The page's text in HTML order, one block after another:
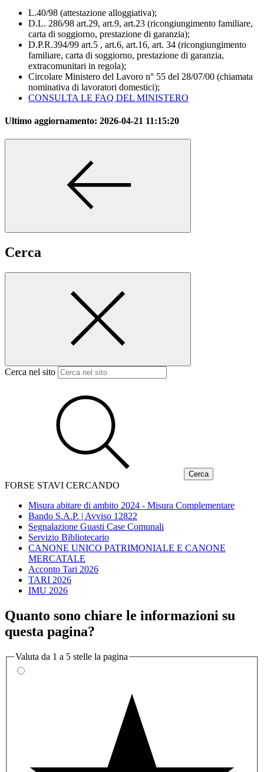
L.40/98 (attestazione alloggiativa);
D.L. 286/98 art.29, art.9, art.23 (ricongiungimento familiare,
carta di soggiorno, prestazione di garanzia);
D.P.R.394/99 art.5 , art.6, art.16, art. 34 (ricongiungimento
familiare, carta di soggiorno, prestazione di garanzia,
extracomunitari in regola);
Circolare Ministero del Lavoro n° 55 del 28/07/00 (chiamata
nominativa di lavoratori domestici);
CONSULTA LE FAQ DEL MINISTERO
Ultimo aggiornamento: 2026-04-21 11:15:20
Cerca
Cerca nel sito
FORSE STAVI CERCANDO
Misura abitare di ambito 2024 - Misura Complementare
Bando S.A.P. | Avviso 12822
Segnalazione Guasti Case Comunali
Servizio Bibliotecario
CANONE UNICO PATRIMONIALE E CANONE
MERCATALE
Acconto Tari 2026
TARI 2026
IMU 2026
Quanto sono chiare le informazioni su
questa pagina?
Valuta da 1 a 5 stelle la pagina